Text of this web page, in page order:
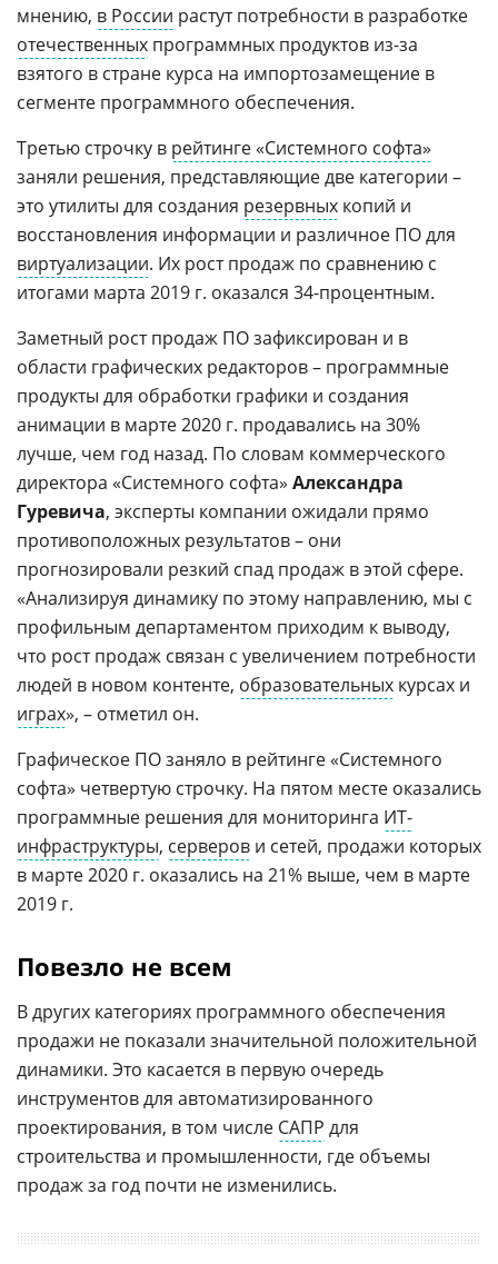
мнению, в России растут потребности в разработке
отечественных программных продуктов из-за
взятого в стране курса на импортозамещение в
сегменте программного обеспечения.
Третью строчку в рейтинге «Системного софта»
заняли решения, представляющие две категории –
это утилиты для создания резервных копий и
восстановления информации и различное ПО для
виртуализации. Их рост продаж по сравнению с
итогами марта 2019 г. оказался 34-процентным.
Заметный рост продаж ПО зафиксирован и в
области графических редакторов – программные
продукты для обработки графики и создания
анимации в марте 2020 г. продавались на 30%
лучше, чем год назад. По словам коммерческого
директора «Системного софта» Александра
Гуревича, эксперты компании ожидали прямо
противоположных результатов – они
прогнозировали резкий спад продаж в этой сфере.
«Анализируя динамику по этому направлению, мы с
профильным департаментом приходим к выводу,
что рост продаж связан с увеличением потребности
людей в новом контенте, образовательных курсах и
играх», – отметил он.
Графическое ПО заняло в рейтинге «Системного
софта» четвертую строчку. На пятом месте оказались
программные решения для мониторинга ИТ-
инфраструктуры, серверов и сетей, продажи которых
в марте 2020 г. оказались на 21% выше, чем в марте
2019 г.
Повезло не всем
В других категориях программного обеспечения
продажи не показали значительной положительной
динамики. Это касается в первую очередь
инструментов для автоматизированного
проектирования, в том числе САПР для
строительства и промышленности, где объемы
продаж за год почти не изменились.